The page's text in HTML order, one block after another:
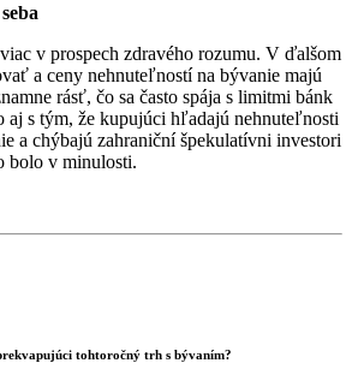
v prospech zdravého rozumu. V ďalšom
a ceny nehnuteľností na bývanie majú
rásť, čo sa často spája s limitmi bánk
aj s tým, že kupujúci hľadajú nehnuteľnosti
a chýbajú zahraniční špekulatívni investori
bolo v minulosti.
tohtoročný trh s bývaním?